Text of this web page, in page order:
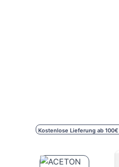
Kostenlose Lieferung ab